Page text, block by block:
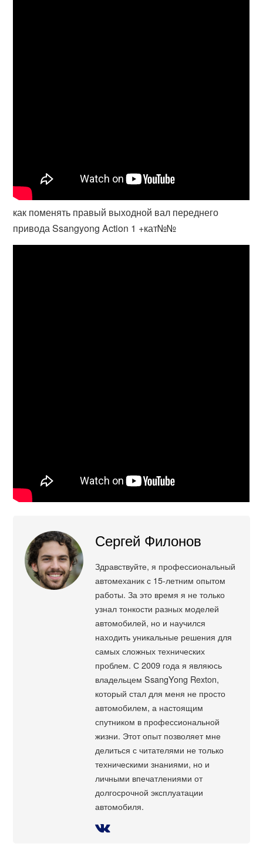
как поменять правый выходной вал переднего
привода Ssangyong Action 1 +кат№№
Сергей Филонов
Здравствуйте, я профессиональный
автомеханик с 15-летним опытом
работы. За это время я не только
узнал тонкости разных моделей
автомобилей, но и научился
находить уникальные решения для
самых сложных технических
проблем. С 2009 года я являюсь
владельцем SsangYong Rexton,
который стал для меня не просто
автомобилем, а настоящим
спутником в профессиональной
жизни. Этот опыт позволяет мне
делиться с читателями не только
техническими знаниями, но и
личными впечатлениями от
долгосрочной эксплуатации
автомобиля.